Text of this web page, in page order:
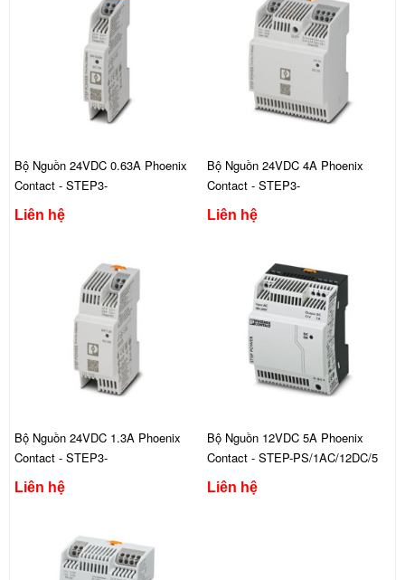
Bộ Nguồn 24VDC 0.63A Phoenix
Contact - STEP3-
PS/1AC/24DC/0.63/PT
Liên hệ
Bộ Nguồn 24VDC 4A Phoenix
Contact - STEP3-
PS/1AC/24DC/4/PT
Liên hệ
Bộ Nguồn 24VDC 1.3A Phoenix
Contact - STEP3-
PS/1AC/24DC/1.3/PT
Liên hệ
Bộ Nguồn 12VDC 5A Phoenix
Contact - STEP-PS/1AC/12DC/5
Liên hệ